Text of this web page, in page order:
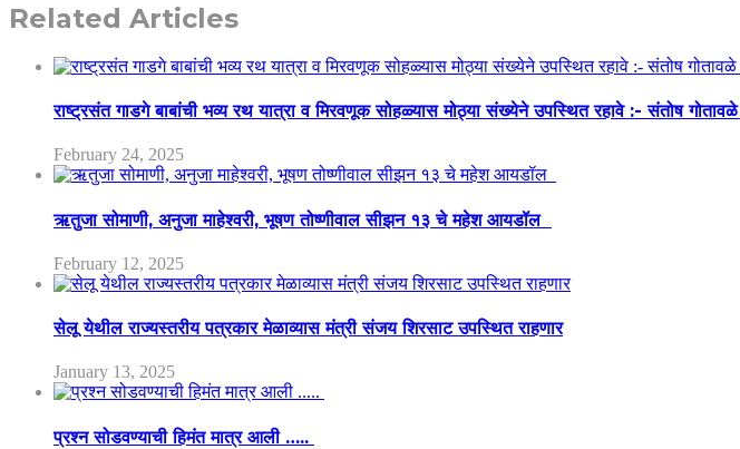
Related Articles
राष्ट्रसंत गाडगे बाबांची भव्य रथ यात्रा व मिरवणूक सोहळ्यास मोठ्या संख्येने उपस्थित रहावे :- संतोष गोतावळे
February 24, 2025
ऋतुजा सोमाणी, अनुजा माहेश्वरी, भूषण तोष्णीवाल सीझन १३ चे महेश आयडॉल
February 12, 2025
सेलू येथील राज्यस्तरीय पत्रकार मेळाव्यास मंत्री संजय शिरसाट उपस्थित राहणार
January 13, 2025
प्रश्न सोडवण्याची हिमंत मात्र आली …..